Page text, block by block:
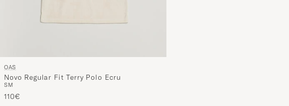
OAS
Novo Regular Fit Terry Polo Ecru
SM
110€